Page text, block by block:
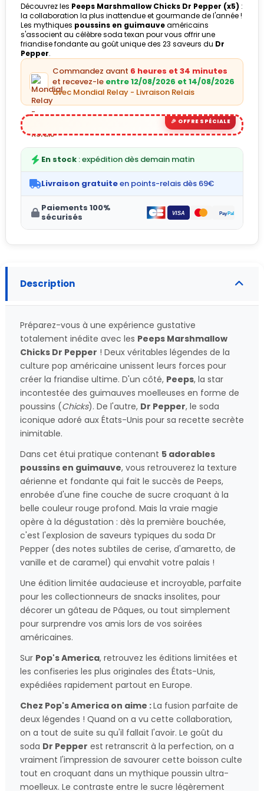
Découvrez les Peeps Marshmallow Chicks Dr Pepper (x5) :
la collaboration la plus inattendue et gourmande de l'année !
Les mythiques poussins en guimauveaméricains
s'associent au célèbre soda texan pour vous offrir une
friandise fondante au goût unique des 23 saveurs du Dr
Pepper.
Commandez avant 6 heures et 34 minutes
et recevez-le entre 12/08/2026 et 14/08/2026
avec Mondial Relay - Livraison Relais
En stock : expédition dès demain matin
Livraison gratuiteen points-relais dès 69€
Paiements 100%
sécurisés
Description
Préparez-vous à une expérience gustative
totalement inédite avec les Peeps Marshmallow
Chicks Dr Pepper ! Deux véritables légendes de la
culture pop américaine unissent leurs forces pour
créer la friandise ultime. D'un côté, Peeps, la star
incontestée des guimauves moelleuses en forme de
poussins (Chicks). De l'autre, Dr Pepper, le soda
iconique adoré aux États-Unis pour sa recette secrète
inimitable.
Dans cet étui pratique contenant 5 adorables
poussins en guimauve, vous retrouverez la texture
aérienne et fondante qui fait le succès de Peeps,
enrobée d'une fine couche de sucre croquant à la
belle couleur rouge profond. Mais la vraie magie
opère à la dégustation : dès la première bouchée,
c'est l'explosion de saveurs typiques du soda Dr
Pepper (des notes subtiles de cerise, d'amaretto, de
vanille et de caramel) qui envahit votre palais !
Une édition limitée audacieuse et incroyable, parfaite
pour les collectionneurs de snacks insolites, pour
décorer un gâteau de Pâques, ou tout simplement
pour surprendre vos amis lors de vos soirées
américaines.
Sur Pop's America, retrouvez les éditions limitées et
les confiseries les plus originales des États-Unis,
expédiées rapidement partout en Europe.
Chez Pop's America on aime :La fusion parfaite de
deux légendes ! Quand on a vu cette collaboration,
on a tout de suite su qu'il fallait l'avoir. Le goût du
soda Dr Pepper est retranscrit à la perfection, on a
vraiment l'impression de savourer cette boisson culte
tout en croquant dans un mythique poussin ultra-
moelleux. Le contraste entre le sucre légèrement